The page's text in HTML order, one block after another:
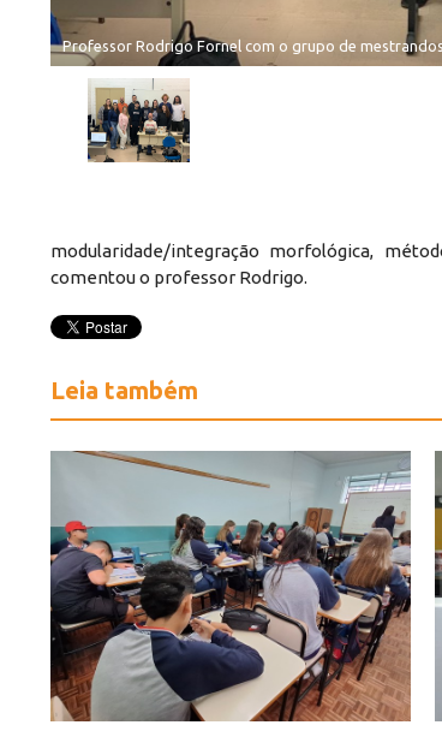
Professor Rodrigo Fornel com o grupo de
modularidade/integração morfológica,
comentou o professor Rodrigo.
Leia também